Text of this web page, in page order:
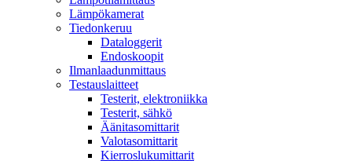
Lämpökamerat
Tiedonkeruu
Dataloggerit
Endoskoopit
Ilmanlaadunmittaus
Testauslaitteet
Testerit, elektroniikka
Testerit, sähkö
Äänitasomittarit
Valotasomittarit
Kierroslukumittarit